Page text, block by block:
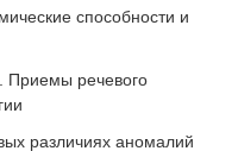
способности и
Приемы речевого
различиях аномалий